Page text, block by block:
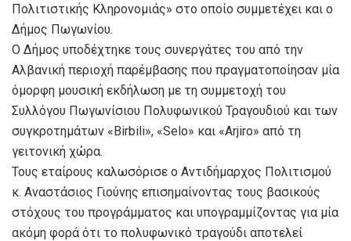
Πολιτιστικής Κληρονομιάς» στο οποίο συμμετέχει και ο
Δήμος Πωγωνίου.
Ο Δήμος υποδέχτηκε τους συνεργάτες του από την
Αλβανική περιοχή παρέμβασης που πραγματοποίησαν μία
όμορφη μουσική εκδήλωση με τη συμμετοχή του
Συλλόγου Πωγωνίσιου Πολυφωνικού Τραγουδιού και των
συγκροτημάτων «Birbili», «Selo» και «Arjiro» από τη
γειτονική χώρα.
Τους εταίρους καλωσόρισε ο Αντιδήμαρχος Πολιτισμού
κ. Αναστάσιος Γιούνης επισημαίνοντας τους βασικούς
στόχους του προγράμματος και υπογραμμίζοντας για μία
ακόμη φορά ότι το πολυφωνικό τραγούδι αποτελεί